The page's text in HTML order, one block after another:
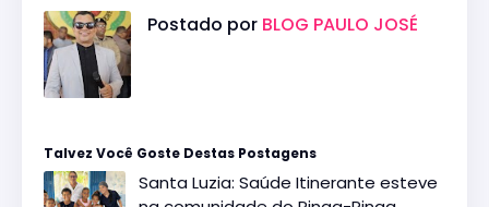
Postado por BLOG PAULO JOSÉ
Talvez Você Goste Destas Postagens
Santa Luzia: Saúde Itinerante esteve